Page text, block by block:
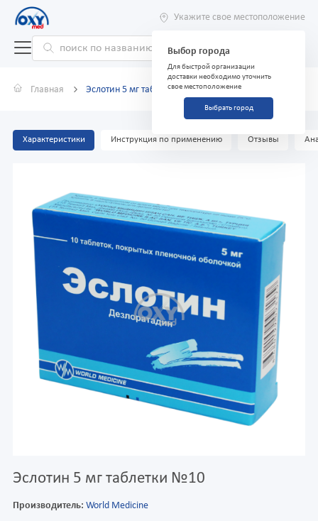
Укажите свое местоположение
Выбор города
Для быстрой организации
доставки необходимо уточнить
свое местоположение
Выбрать город
Главная Эслотин 5 мг таблетки №10
Характеристики Инструкция по применению Отзывы
Эслотин 5 мг таблетки №10
Производитель: World Medicine